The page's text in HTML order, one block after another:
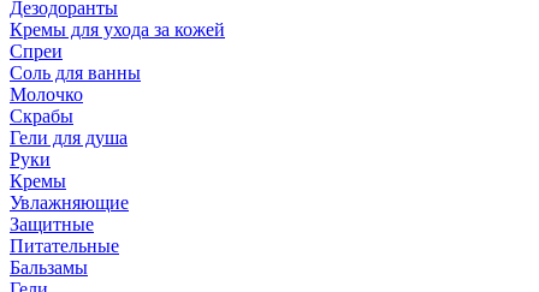
Дезодоранты
Кремы для ухода за кожей
Спреи
Соль для ванны
Молочко
Скрабы
Гели для душа
Руки
Кремы
Увлажняющие
Защитные
Питательные
Бальзамы